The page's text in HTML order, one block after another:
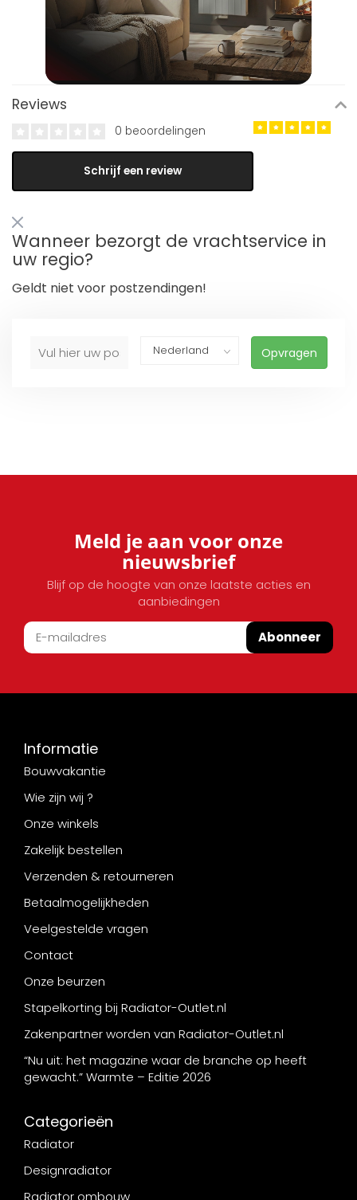
Reviews
0 beoordelingen
Schrijf een review
Wanneer bezorgt de vrachtservice in
uw regio?
Geldt niet voor postzendingen!
Opvragen
Meld je aan voor onze
nieuwsbrief
Blijf op de hoogte van onze laatste acties en
aanbiedingen
Abonneer
Informatie
Bouwvakantie
Wie zijn wij ?
Onze winkels
Zakelijk bestellen
Verzenden & retourneren
Betaalmogelijkheden
Veelgestelde vragen
Contact
Onze beurzen
Stapelkorting bij Radiator-Outlet.nl
Zakenpartner worden van Radiator-Outlet.nl
“Nu uit: het magazine waar de branche op heeft
gewacht.” Warmte – Editie 2026
Categorieën
Radiator
Designradiator
Radiator ombouw